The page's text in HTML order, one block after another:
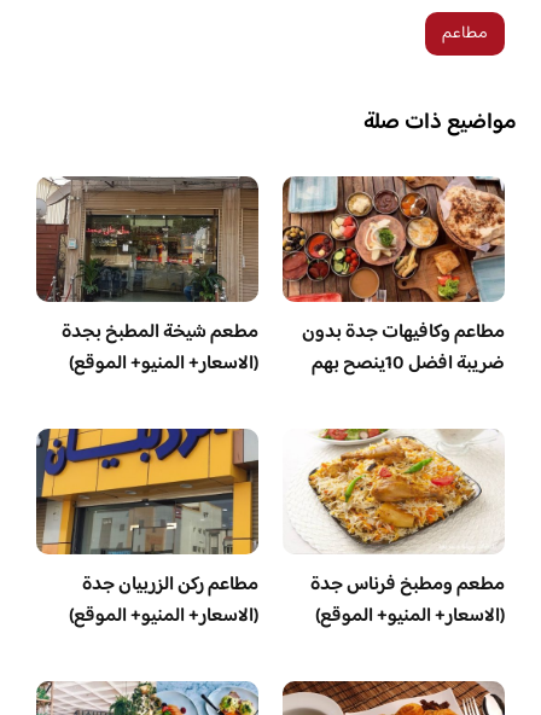
مطاعم
مواضيع ذات صلة
مطاعم وكافيهات جدة بدون
ضريبة افضل 10ينصح بهم
مطعم شيخة المطبخ بجدة
(الاسعار+ المنيو+ الموقع)
مطعم ومطبخ فرناس جدة
(الاسعار+ المنيو+ الموقع)
مطاعم ركن الزربيان جدة
(الاسعار+ المنيو+ الموقع)